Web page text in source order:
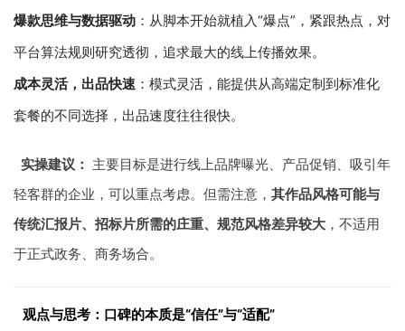
爆款思维与数据驱动 ：从脚本开始就植入“爆点”，紧跟热点，对
平台算法规则研究透彻，追求最大的线上传播效果。
成本灵活，出品快速 ：模式灵活，能提供从高端定制到标准化
套餐的不同选择，出品速度往往很快。
实操建议： 主要目标是进行线上品牌曝光、产品促销、吸引年
轻客群的企业，可以重点考虑。但需注意， 其作品风格可能与
传统汇报片、招标片所需的庄重、规范风格差异较大 ，不适用
于正式政务、商务场合。
观点与思考：口碑的本质是“信任”与“适配”